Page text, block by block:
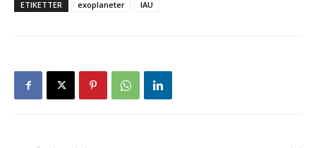
ETIKETTER exoplaneter IAU